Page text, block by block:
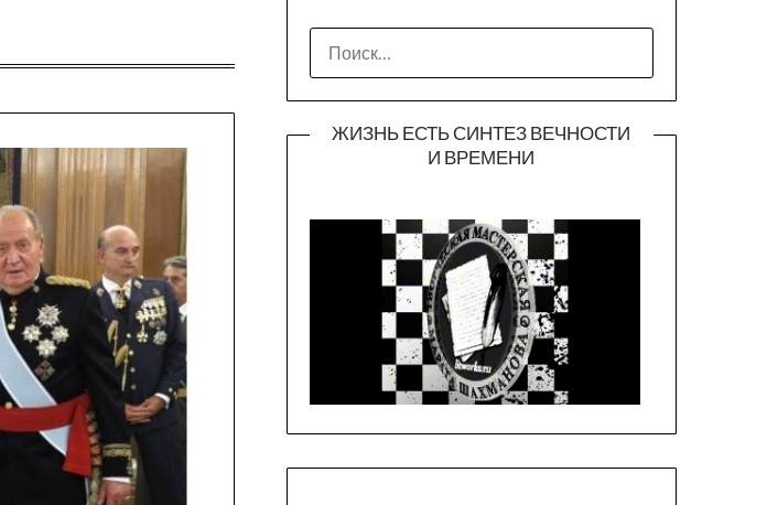
ЖИЗНЬ ЕСТЬ СИНТЕЗ ВЕЧНОСТИ
И ВРЕМЕНИ